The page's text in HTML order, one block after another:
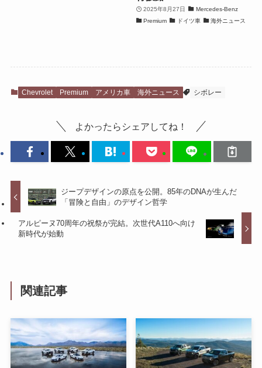
2025年8月27日
Mercedes-Benz
Premium
ドイツ車 海外ニュース
Chevrolet Premium アメリカ車 海外ニュース シボレー
よかったらシェアしてね！
ジープデザインの原点を公開。85年のDNAが生んだ
「冒険と自由」のデザイン哲学
アルピーヌ70周年の祝祭が完結。次世代A110へ向け
新時代が始動
関連記事